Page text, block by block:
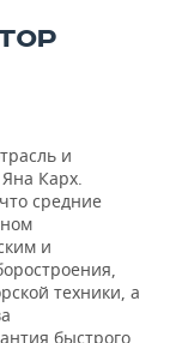
и
Карх.
средние
и
техники, а
быстрого